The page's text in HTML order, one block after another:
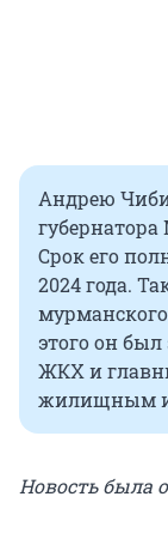
Андрею
губернатора
Срок его
2024 года.
этого он
ЖКХ и
жилищным
Новость была